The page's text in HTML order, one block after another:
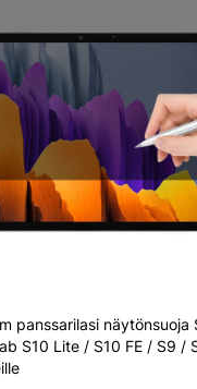
panssarilasi näytönsuoja
S10 Lite / S10 FE / S9 /